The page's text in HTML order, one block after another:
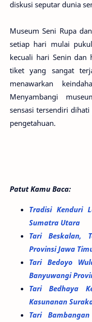
diskusi seputar dunia
Museum Seni Rupa
setiap hari mulai
kecuali hari Senin dan
tiket yang sangat
menawarkan
Menyambangi
sensasi tersendiri
pengetahuan.
Patut Kamu Baca:
Tradisi Kenduri
Sumatra Utara
Tari Beskalan,
Provinsi Jawa
Tari Bedoyo
Banyuwangi
Tari Bedhaya
Kasunanan
Tari